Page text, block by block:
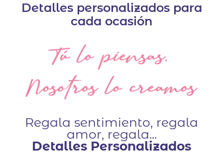
Detalles personalizados para
cada ocasión
Regala sentimiento, regala
amor, regala...
Detalles Personalizados